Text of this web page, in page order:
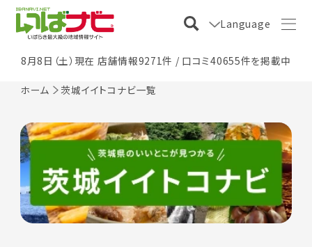
Language
8月8日（土）現在 店舗情報9271件 / 口コミ40655件を掲載中
ホーム 茨城イイトコナビ一覧